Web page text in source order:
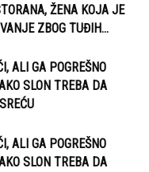
ŽENA KOJA JE
ZBOG TUĐIH...
ALI GA POGREŠNO
SLON TREBA DA
ALI GA POGREŠNO
SLON TREBA DA